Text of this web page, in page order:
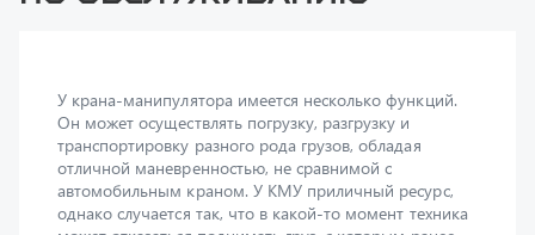
транспортировку разного рода грузов, обладая
отличной маневренностью, не сравнимой с
автомобильным краном. У КМУ приличный ресурс,
однако случается так, что в какой-то момент техника
может отказаться поднимать груз, с которым ранее
справлялась без проблем.